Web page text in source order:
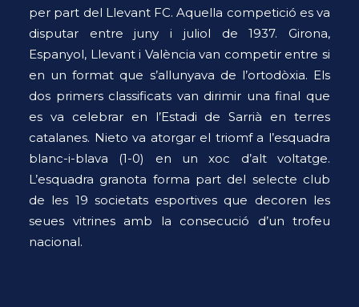
per part del Llevant FC. Aquella competició es va
disputar entre juny i juliol de 1937. Girona,
Espanyol, Llevant i València van competir entre si
en un format que s’allunyava de l’ortodòxia. Els
dos primers classificats van dirimir una final que
es va celebrar en l’Estadi de Sarrià en terres
catalanes. Nieto va atorgar el triomf a l’esquadra
blanc-i-blava (1-0) en un xoc d’alt voltatge.
L’esquadra granota forma part del selecte club
de les 19 societats esportives que decoren les
seues vitrines amb la consecució d’un trofeu
nacional.